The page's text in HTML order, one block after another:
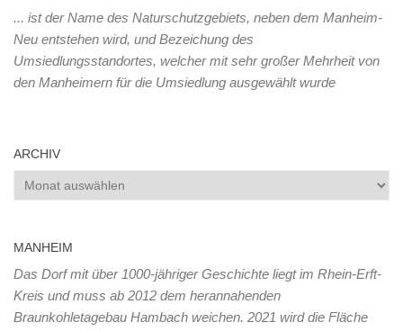
... ist der Name des Naturschutzgebiets, neben dem Manheim-
Neu entstehen wird, und Bezeichung des
Umsiedlungsstandortes, welcher mit sehr großer Mehrheit von
den Manheimern für die Umsiedlung ausgewählt wurde
ARCHIV
Archiv
MANHEIM
Das Dorf mit über 1000-jähriger Geschichte liegt im Rhein-Erft-
Kreis und muss ab 2012 dem herannahenden
Braunkohletagebau Hambach weichen. 2021 wird die Fläche